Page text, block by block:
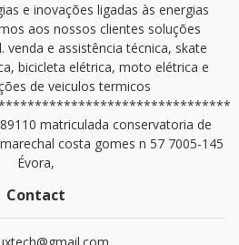
e inovações ligadas às energias
aos nossos clientes soluções
venda e assistência técnica, skate
bicicleta elétrica, moto elétrica e
de veiculos termicos
matriculada conservatoria de
costa gomes n 57 7005-145
Évora,
Contact